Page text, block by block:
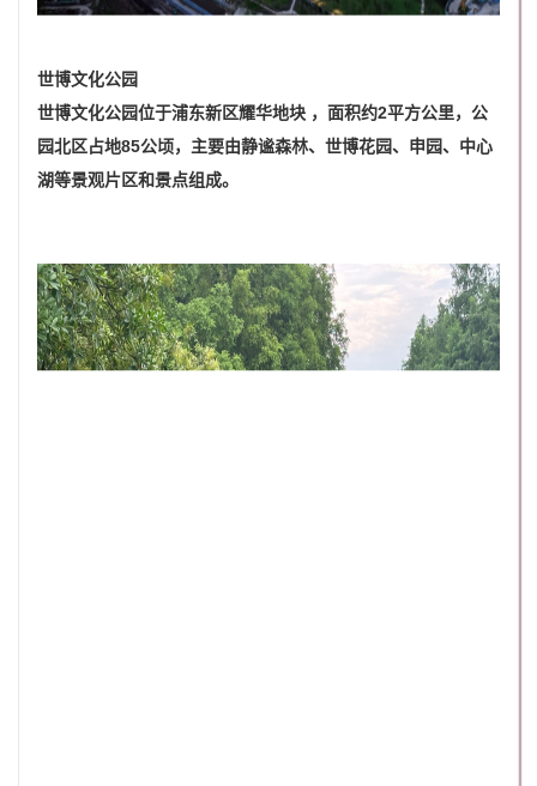
世博文化公园
世博文化公园位于浦东新区耀华地块 ，面积约2平方公里，公
园北区占地85公顷，主要由静谧森林、世博花园、申园、中心
湖等景观片区和景点组成。